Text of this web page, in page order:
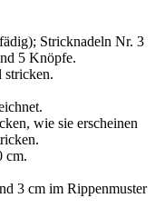
Stricknadeln Nr. 3
5 Knöpfe.
stricken.
wie sie erscheinen
cm.
3 cm im Rippenmuster